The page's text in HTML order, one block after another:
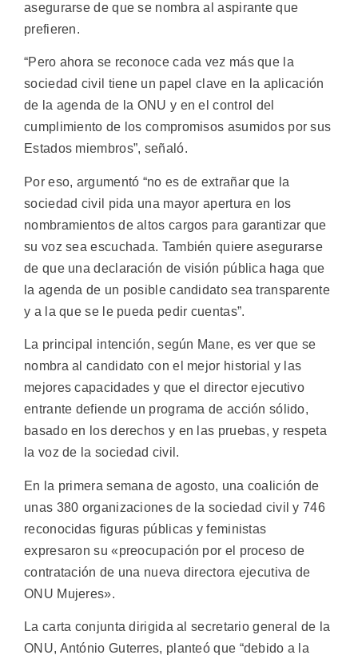
asegurarse de que se nombra al aspirante que
prefieren.
“Pero ahora se reconoce cada vez más que la
sociedad civil tiene un papel clave en la aplicación
de la agenda de la ONU y en el control del
cumplimiento de los compromisos asumidos por sus
Estados miembros”, señaló.
Por eso, argumentó “no es de extrañar que la
sociedad civil pida una mayor apertura en los
nombramientos de altos cargos para garantizar que
su voz sea escuchada. También quiere asegurarse
de que una declaración de visión pública haga que
la agenda de un posible candidato sea transparente
y a la que se le pueda pedir cuentas”.
La principal intención, según Mane, es ver que se
nombra al candidato con el mejor historial y las
mejores capacidades y que el director ejecutivo
entrante defiende un programa de acción sólido,
basado en los derechos y en las pruebas, y respeta
la voz de la sociedad civil.
En la primera semana de agosto, una coalición de
unas 380 organizaciones de la sociedad civil y 746
reconocidas figuras públicas y feministas
expresaron su «preocupación por el proceso de
contratación de una nueva directora ejecutiva de
ONU Mujeres».
La carta conjunta dirigida al secretario general de la
ONU, António Guterres, planteó que “debido a la